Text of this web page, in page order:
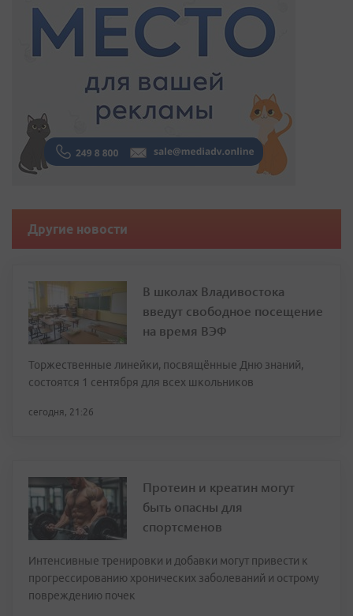
Другие новости
В школах Владивостока
введут свободное посещение
на время ВЭФ
Торжественные линейки, посвящённые Дню знаний,
состоятся 1 сентября для всех школьников
сегодня, 21:26
Протеин и креатин могут
быть опасны для
спортсменов
Интенсивные тренировки и добавки могут привести к
прогрессированию хронических заболеваний и острому
повреждению почек